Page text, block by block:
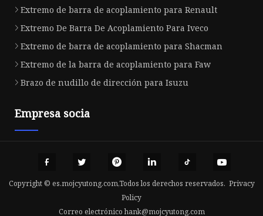
Extremo de barra de acoplamiento para Renault
Extremo De Barra De Acoplamiento Para Iveco
Extremo de barra de acoplamiento para Shacman
Extremo de la barra de acoplamiento para Faw
Brazo de nudillo de dirección para Isuzu
Empresa socia
Copyright © es.mojcyutong.com,Todos los derechos reservados. Privacy
Policy
Correo electrónicohank@mojcyutong.com